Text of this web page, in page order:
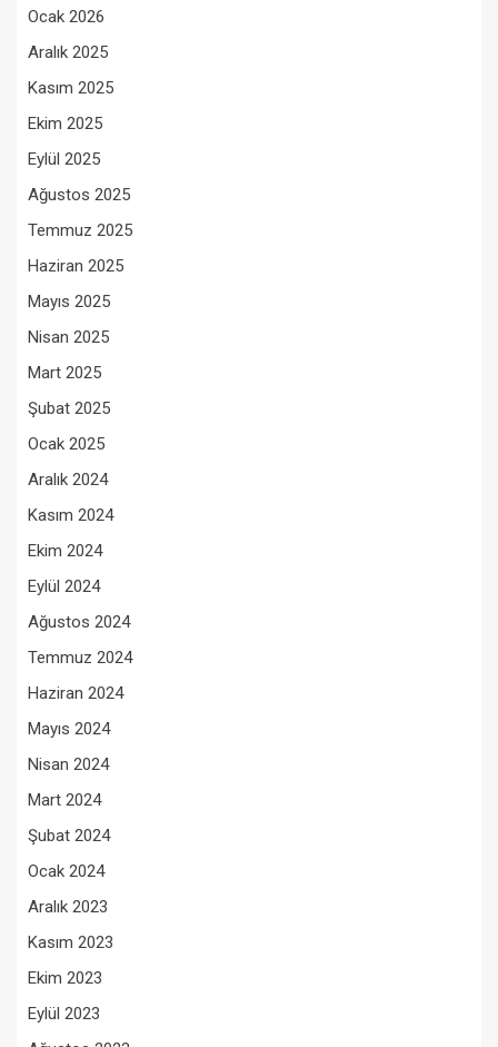
Ocak 2026
Aralık 2025
Kasım 2025
Ekim 2025
Eylül 2025
Ağustos 2025
Temmuz 2025
Haziran 2025
Mayıs 2025
Nisan 2025
Mart 2025
Şubat 2025
Ocak 2025
Aralık 2024
Kasım 2024
Ekim 2024
Eylül 2024
Ağustos 2024
Temmuz 2024
Haziran 2024
Mayıs 2024
Nisan 2024
Mart 2024
Şubat 2024
Ocak 2024
Aralık 2023
Kasım 2023
Ekim 2023
Eylül 2023